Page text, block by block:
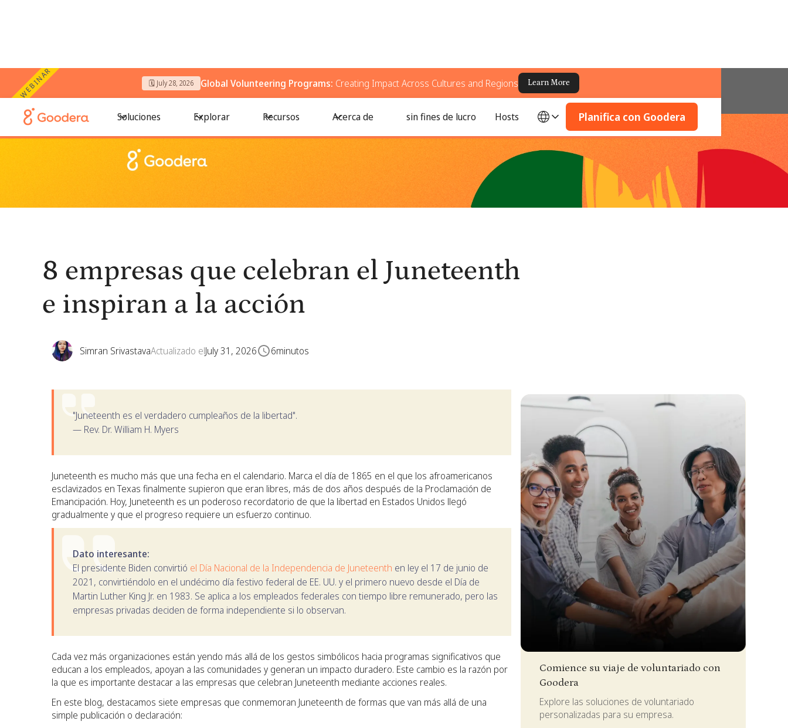
WEBINAR 🗓️ July 28, 2026 Global Volunteering Programs: Creating Impact Across Cultures and Regions Learn More
Soluciones Explorar Recursos Acerca de sin fines de lucro Hosts Planifica con Goodera
8 empresas que celebran el Juneteenth e inspiran a la acción
8 empresas que celebran el Juneteenth
e inspiran a la acción
Simran SrivastavaActualizado elJuly 31, 2026 6minutos
"Juneteenth es el verdadero cumpleaños de la libertad".
— Rev. Dr. William H. Myers
Juneteenth es mucho más que una fecha en el calendario. Marca el día de 1865 en el que los afroamericanos
esclavizados en Texas finalmente supieron que eran libres, más de dos años después de la Proclamación de
Emancipación. Hoy, Juneteenth es un poderoso recordatorio de que la libertad en Estados Unidos llegó
gradualmente y que el progreso requiere un esfuerzo continuo.
Dato interesante:
El presidente Biden convirtió el Día Nacional de la Independencia de Juneteenth en ley el 17 de junio de
2021, convirtiéndolo en el undécimo día festivo federal de EE. UU. y el primero nuevo desde el Día de
Martin Luther King Jr. en 1983. Se aplica a los empleados federales con tiempo libre remunerado, pero las
empresas privadas deciden de forma independiente si lo observan.
Cada vez más organizaciones están yendo más allá de los gestos simbólicos hacia programas significativos que
educan a los empleados, apoyan a las comunidades y generan un impacto duradero. Este cambio es la razón por
la que es importante destacar a las empresas que celebran Juneteenth mediante acciones reales.
En este blog, destacamos siete empresas que conmemoran Juneteenth de formas que van más allá de una
simple publicación o declaración:
Comience su viaje de voluntariado con
Goodera
Explore las soluciones de voluntariado
personalizadas para su empresa.